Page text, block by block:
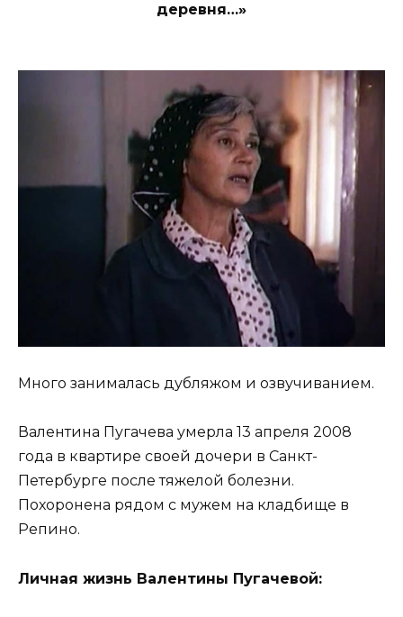
деревня…»
Много занималась дубляжом и озвучиванием.
Валентина Пугачева умерла 13 апреля 2008
года в квартире своей дочери в Санкт-
Петербурге после тяжелой болезни.
Похоронена рядом с мужем на кладбище в
Репино.
Личная жизнь Валентины Пугачевой: